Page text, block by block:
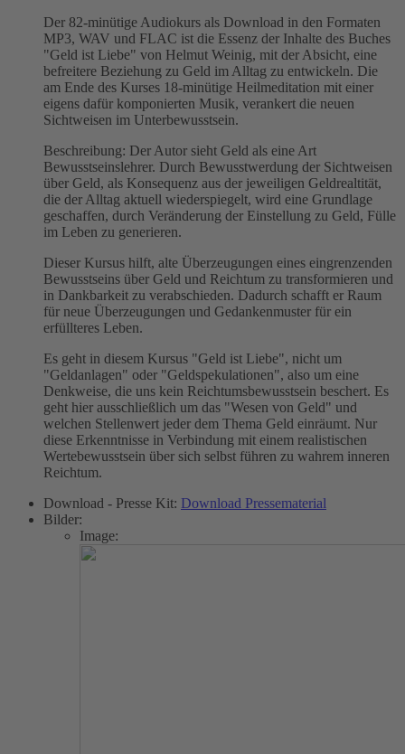
Der 82-minütige Audiokurs als Download in den Formaten
MP3, WAV und FLAC ist die Essenz der Inhalte des Buches
"Geld ist Liebe" von Helmut Weinig, mit der Absicht, eine
befreitere Beziehung zu Geld im Alltag zu entwickeln. Die
am Ende des Kurses 18-minütige Heilmeditation mit einer
eigens dafür komponierten Musik, verankert die neuen
Sichtweisen im Unterbewusstsein.
Beschreibung: Der Autor sieht Geld als eine Art
Bewusstseinslehrer. Durch Bewusstwerdung der Sichtweisen
über Geld, als Konsequenz aus der jeweiligen Geldrealtität,
die der Alltag aktuell wiederspiegelt, wird eine Grundlage
geschaffen, durch Veränderung der Einstellung zu Geld, Fülle
im Leben zu generieren.
Dieser Kursus hilft, alte Überzeugungen eines eingrenzenden
Bewusstseins über Geld und Reichtum zu transformieren und
in Dankbarkeit zu verabschieden. Dadurch schafft er Raum
für neue Überzeugungen und Gedankenmuster für ein
erfüllteres Leben.
Es geht in diesem Kursus "Geld ist Liebe", nicht um
"Geldanlagen" oder "Geldspekulationen", also um eine
Denkweise, die uns kein Reichtumsbewusstsein beschert. Es
geht hier ausschließlich um das "Wesen von Geld" und
welchen Stellenwert jeder dem Thema Geld einräumt. Nur
diese Erkenntnisse in Verbindung mit einem realistischen
Wertebewusstsein über sich selbst führen zu wahrem inneren
Reichtum.
Download - Presse Kit: Download Pressematerial
Bilder:
Image: